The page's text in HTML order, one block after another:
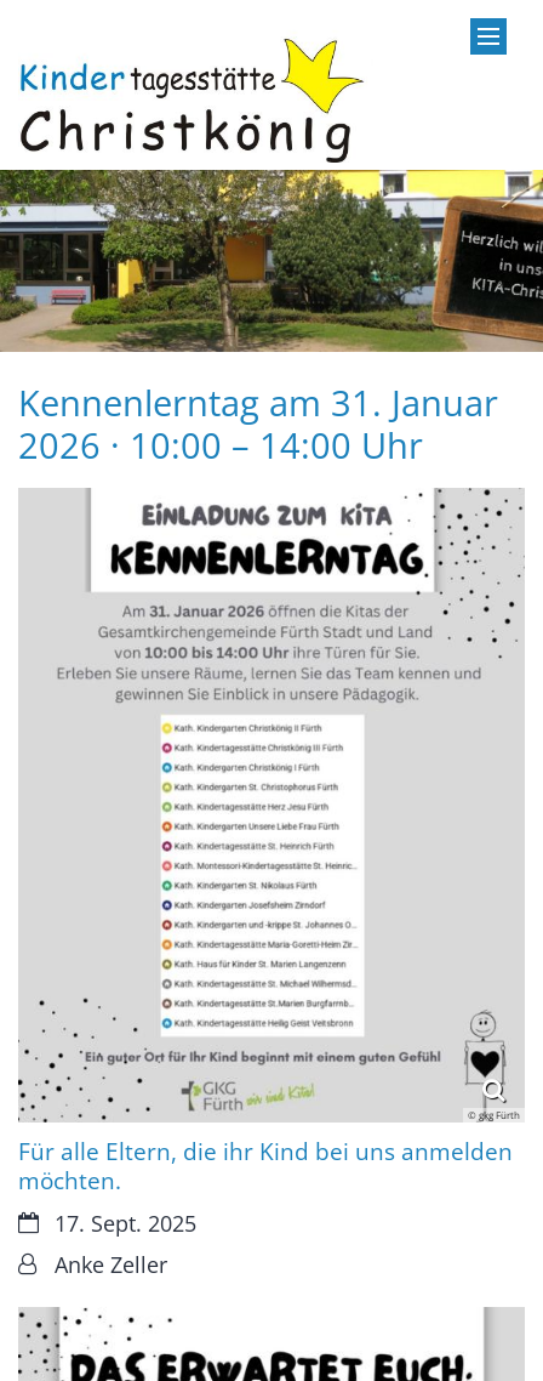
Kennenlerntag am 31. Januar
2026 · 10:00 – 14:00 Uhr
© gkg Fürth
Für alle Eltern, die ihr Kind bei uns anmelden
möchten.
Datum:17. Sept. 2025
Von:Anke Zeller